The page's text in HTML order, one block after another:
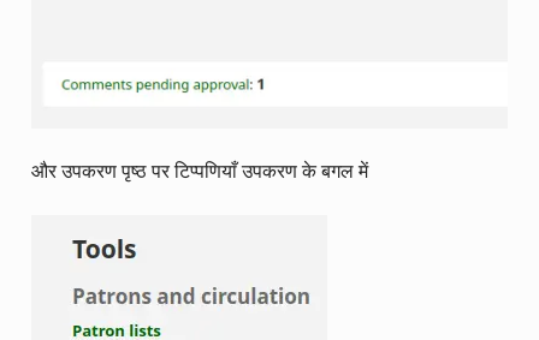
और उपकरण पृष्ठ पर टिप्पणियाँ उपकरण के बगल में